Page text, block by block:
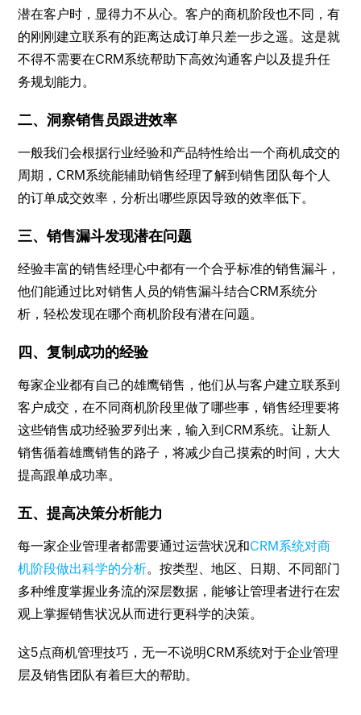
潜在客户时，显得力不从心。客户的商机阶段也不同，有
的刚刚建立联系有的距离达成订单只差一步之遥。这是就
不得不需要在CRM系统帮助下高效沟通客户以及提升任
务规划能力。
二、洞察销售员跟进效率
一般我们会根据行业经验和产品特性给出一个商机成交的
周期，CRM系统能辅助销售经理了解到销售团队每个人
的订单成交效率，分析出哪些原因导致的效率低下。
三、销售漏斗发现潜在问题
经验丰富的销售经理心中都有一个合乎标准的销售漏斗，
他们能通过比对销售人员的销售漏斗结合CRM系统分
析，轻松发现在哪个商机阶段有潜在问题。
四、复制成功的经验
每家企业都有自己的雄鹰销售，他们从与客户建立联系到
客户成交，在不同商机阶段里做了哪些事，销售经理要将
这些销售成功经验罗列出来，输入到CRM系统。让新人
销售循着雄鹰销售的路子，将减少自己摸索的时间，大大
提高跟单成功率。
五、提高决策分析能力
每一家企业管理者都需要通过运营状况和CRM系统对商
机阶段做出科学的分析。按类型、地区、日期、不同部门
多种维度掌握业务流的深层数据，能够让管理者进行在宏
观上掌握销售状况从而进行更科学的决策。
这5点商机管理技巧，无一不说明CRM系统对于企业管理
层及销售团队有着巨大的帮助。